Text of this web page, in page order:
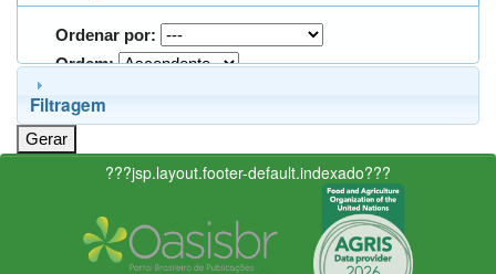
Ordenar por:
Ordem:
Filtragem
???jsp.layout.footer-default.indexado???